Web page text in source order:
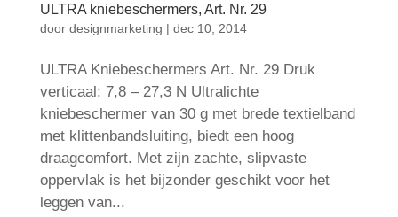
ULTRA kniebeschermers, Art. Nr. 29
door designmarketing | dec 10, 2014
ULTRA Kniebeschermers Art. Nr. 29 Druk
verticaal: 7,8 – 27,3 N Ultralichte
kniebeschermer van 30 g met brede textielband
met klittenbandsluiting, biedt een hoog
draagcomfort. Met zijn zachte, slipvaste
oppervlak is het bijzonder geschikt voor het
leggen van...